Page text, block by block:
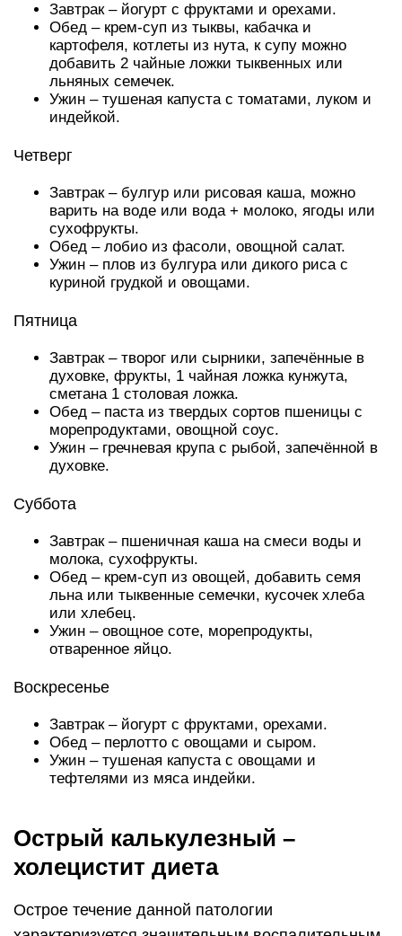
Завтрак – йогурт с фруктами и орехами.
Обед – крем-суп из тыквы, кабачка и
картофеля, котлеты из нута, к супу можно
добавить 2 чайные ложки тыквенных или
льняных семечек.
Ужин – тушеная капуста с томатами, луком и
индейкой.
Четверг
Завтрак – булгур или рисовая каша, можно
варить на воде или вода + молоко, ягоды или
сухофрукты.
Обед – лобио из фасоли, овощной салат.
Ужин – плов из булгура или дикого риса с
куриной грудкой и овощами.
Пятница
Завтрак – творог или сырники, запечённые в
духовке, фрукты, 1 чайная ложка кунжута,
сметана 1 столовая ложка.
Обед – паста из твердых сортов пшеницы с
морепродуктами, овощной соус.
Ужин – гречневая крупа с рыбой, запечённой в
духовке.
Суббота
Завтрак – пшеничная каша на смеси воды и
молока, сухофрукты.
Обед – крем-суп из овощей, добавить семя
льна или тыквенные семечки, кусочек хлеба
или хлебец.
Ужин – овощное соте, морепродукты,
отваренное яйцо.
Воскресенье
Завтрак – йогурт с фруктами, орехами.
Обед – перлотто с овощами и сыром.
Ужин – тушеная капуста с овощами и
тефтелями из мяса индейки.
Острый калькулезный –
холецистит диета
Острое течение данной патологии